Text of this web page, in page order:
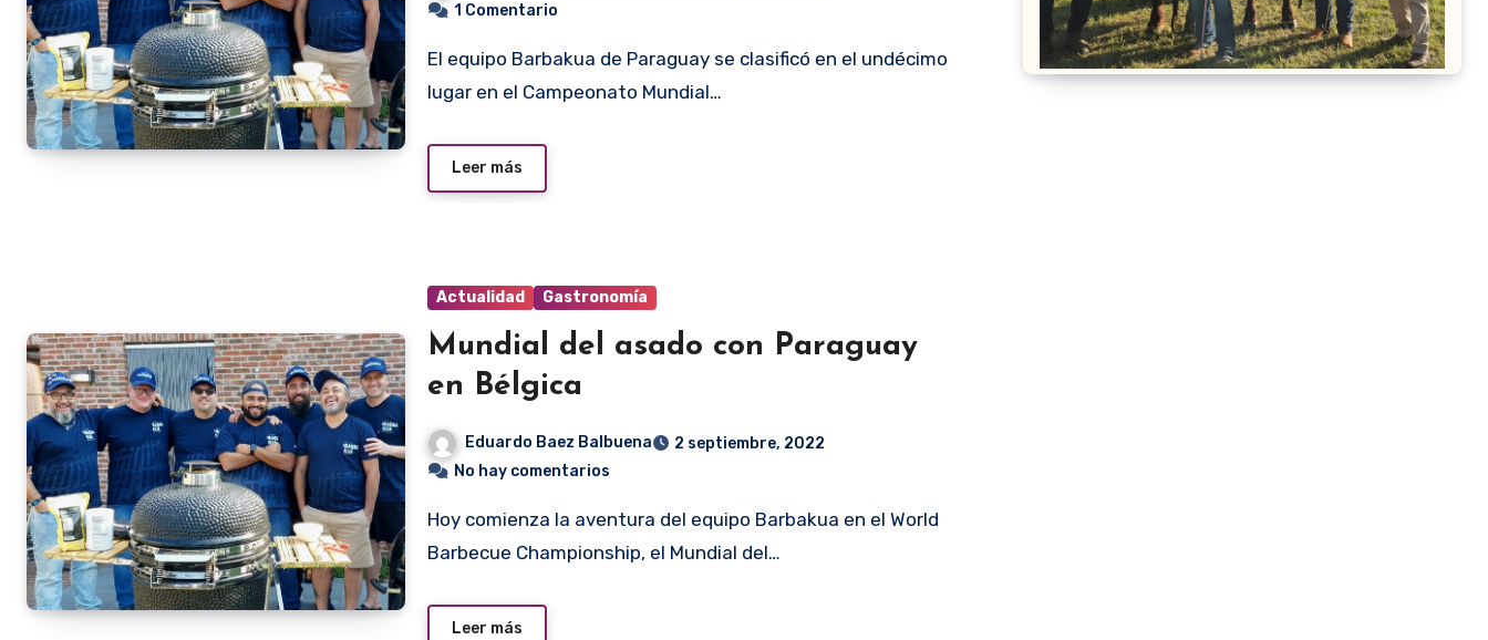
1 Comentario
El equipo Barbakua de Paraguay se clasificó en el undécimo
lugar en el Campeonato Mundial…
Leer más
Actualidad Gastronomía
Mundial del asado con Paraguay
en Bélgica
Eduardo Baez Balbuena
2 septiembre, 2022
No hay comentarios
Hoy comienza la aventura del equipo Barbakua en el World
Barbecue Championship, el Mundial del…
Leer más